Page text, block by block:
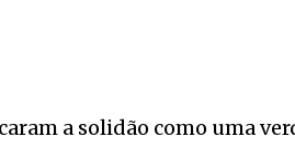
a solidão como uma